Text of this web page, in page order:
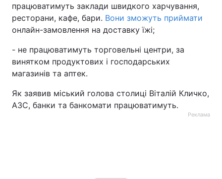
працюватимуть заклади швидкого харчування,
ресторани, кафе, бари. Вони зможуть приймати
онлайн-замовлення на доставку їжі;
- не працюватимуть торговельні центри, за
винятком продуктових і господарських
магазинів та аптек.
Як заявив міський голова столиці Віталій Кличко,
АЗС, банки та банкомати працюватимуть.
Реклама